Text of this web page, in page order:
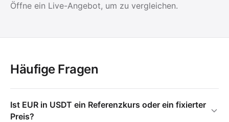
Öffne ein Live-Angebot, um zu vergleichen.
Häufige Fragen
Ist EUR in USDT ein Referenzkurs oder ein fixierter
Preis?